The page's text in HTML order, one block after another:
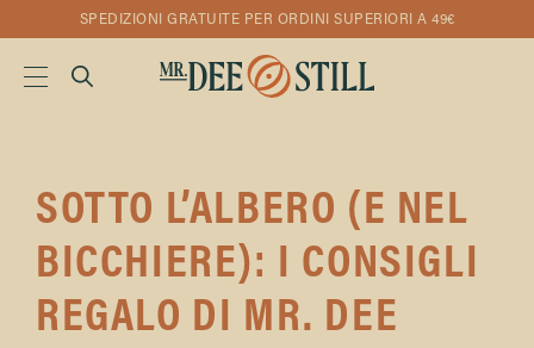
SPEDIZIONI GRATUITE PER ORDINI SUPERIORI A 49€
SOTTO L’ALBERO (E NEL
BICCHIERE): I CONSIGLI
REGALO DI MR. DEE